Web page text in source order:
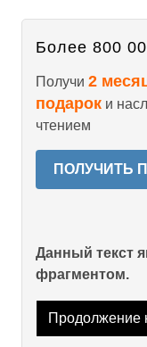
Более 800
Получи 2
подарок и
чтением
ПОЛУЧИТЬ
Данный текст
фрагментом.
Продолжение